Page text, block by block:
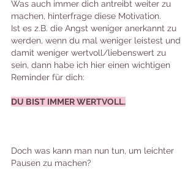
Was auch immer dich antreibt weiter zu
machen, hinterfrage diese Motivation.
Ist es z.B. die Angst weniger anerkannt zu
werden, wenn du mal weniger leistest und
damit weniger wertvoll/liebenswert zu
sein, dann habe ich hier einen wichtigen
Reminder für dich:
DU BIST IMMER WERTVOLL.
Doch was kann man nun tun, um leichter
Pausen zu machen?